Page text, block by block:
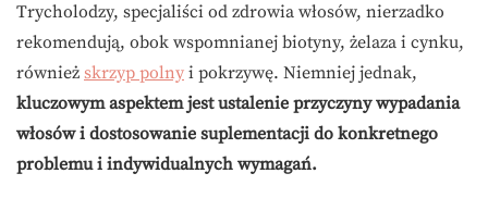
Trycholodzy, specjaliści od zdrowia włosów, nierzadko
rekomendują, obok wspomnianej biotyny, żelaza i cynku,
również skrzyp polny i pokrzywę. Niemniej jednak,
kluczowym aspektem jest ustalenie przyczyny wypadania
włosów i dostosowanie suplementacji do konkretnego
problemu i indywidualnych wymagań.